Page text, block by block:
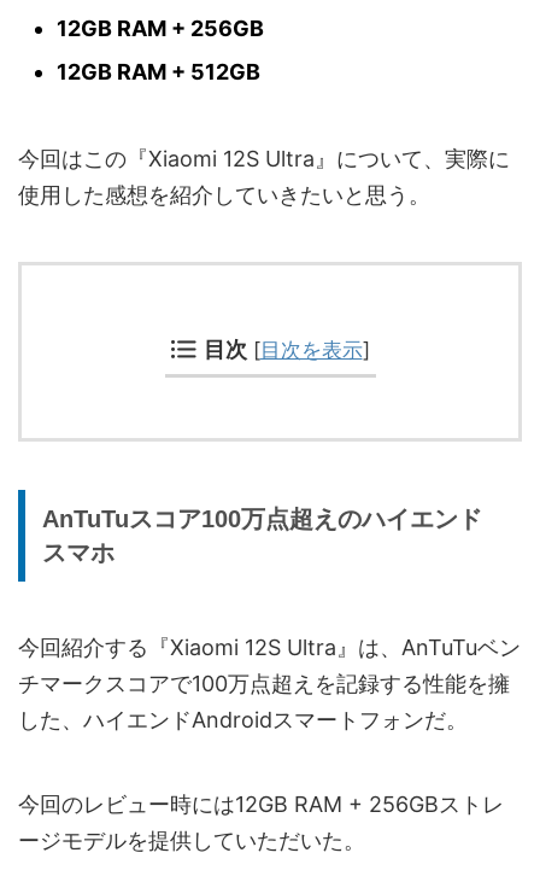
12GB RAM + 256GB
12GB RAM + 512GB
今回はこの『Xiaomi 12S Ultra』について、実際に
使用した感想を紹介していきたいと思う。
目次 [目次を表示]
AnTuTuスコア100万点超えのハイエンド
スマホ
今回紹介する『Xiaomi 12S Ultra』は、AnTuTuベン
チマークスコアで100万点超えを記録する性能を擁
した、ハイエンドAndroidスマートフォンだ。
今回のレビュー時には12GB RAM + 256GBストレ
ージモデルを提供していただいた。